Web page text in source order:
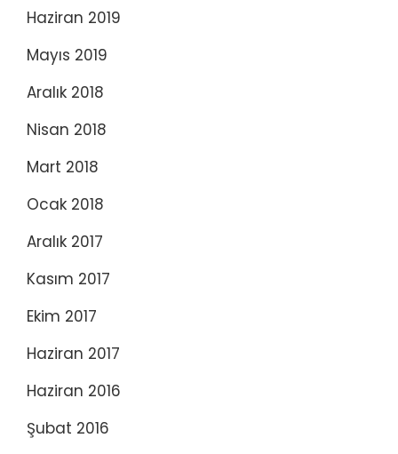
Haziran 2019
Mayıs 2019
Aralık 2018
Nisan 2018
Mart 2018
Ocak 2018
Aralık 2017
Kasım 2017
Ekim 2017
Haziran 2017
Haziran 2016
Şubat 2016